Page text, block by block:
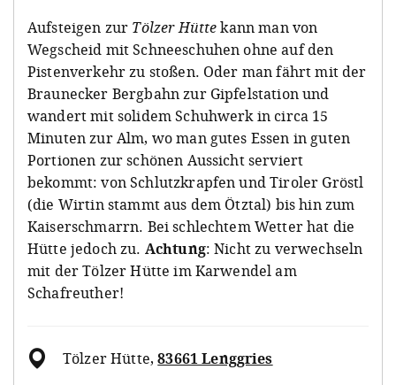
Aufsteigen zur Tölzer Hüttekann man von
Wegscheid mit Schneeschuhen ohne auf den
Pistenverkehr zu stoßen. Oder man fährt mit der
Braunecker Bergbahn zur Gipfelstation und
wandert mit solidem Schuhwerk in circa 15
Minuten zur Alm, wo man gutes Essen in guten
Portionen zur schönen Aussicht serviert
bekommt: von Schlutzkrapfen und Tiroler Gröstl
(die Wirtin stammt aus dem Ötztal) bis hin zum
Kaiserschmarrn. Bei schlechtem Wetter hat die
Hütte jedoch zu. Achtung: Nicht zu verwechseln
mit der Tölzer Hütte im Karwendel am
Schafreuther!
Tölzer Hütte,83661 Lenggries